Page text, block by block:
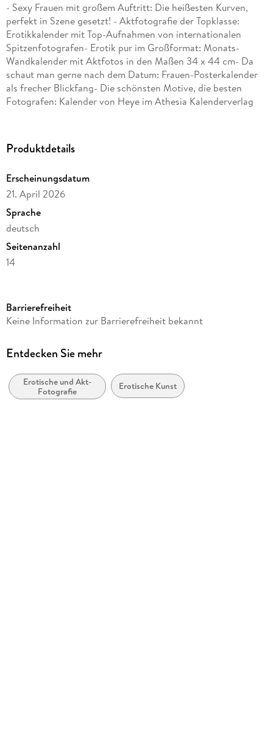
- Sexy Frauen mit großem Auftritt: Die heißesten Kurven,
perfekt in Szene gesetzt! - Aktfotografie der Topklasse:
Erotikkalender mit Top-Aufnahmen von internationalen
Spitzenfotografen- Erotik pur im Großformat: Monats-
Wandkalender mit Aktfotos in den Maßen 34 x 44 cm- Da
schaut man gerne nach dem Datum: Frauen-Posterkalender
als frecher Blickfang- Die schönsten Motive, die besten
Fotografen: Kalender von Heye im Athesia Kalenderverlag
Produktdetails
Erscheinungsdatum
21. April 2026
Sprache
deutsch
Seitenanzahl
14
Autor/Autorin
Herausgegeben von
Verlag/Hersteller
Heye
Barrierefreiheit
Keine Information zur Barrierefreiheit bekannt
Entdecken Sie mehr
Erotische und Akt-
Fotografie
Erotische Kunst